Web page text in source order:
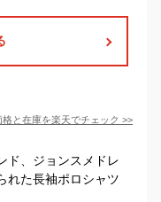
格と在庫を楽天でチェック >>
ド、ジョンスメドレ
れた長袖ポロシャツ